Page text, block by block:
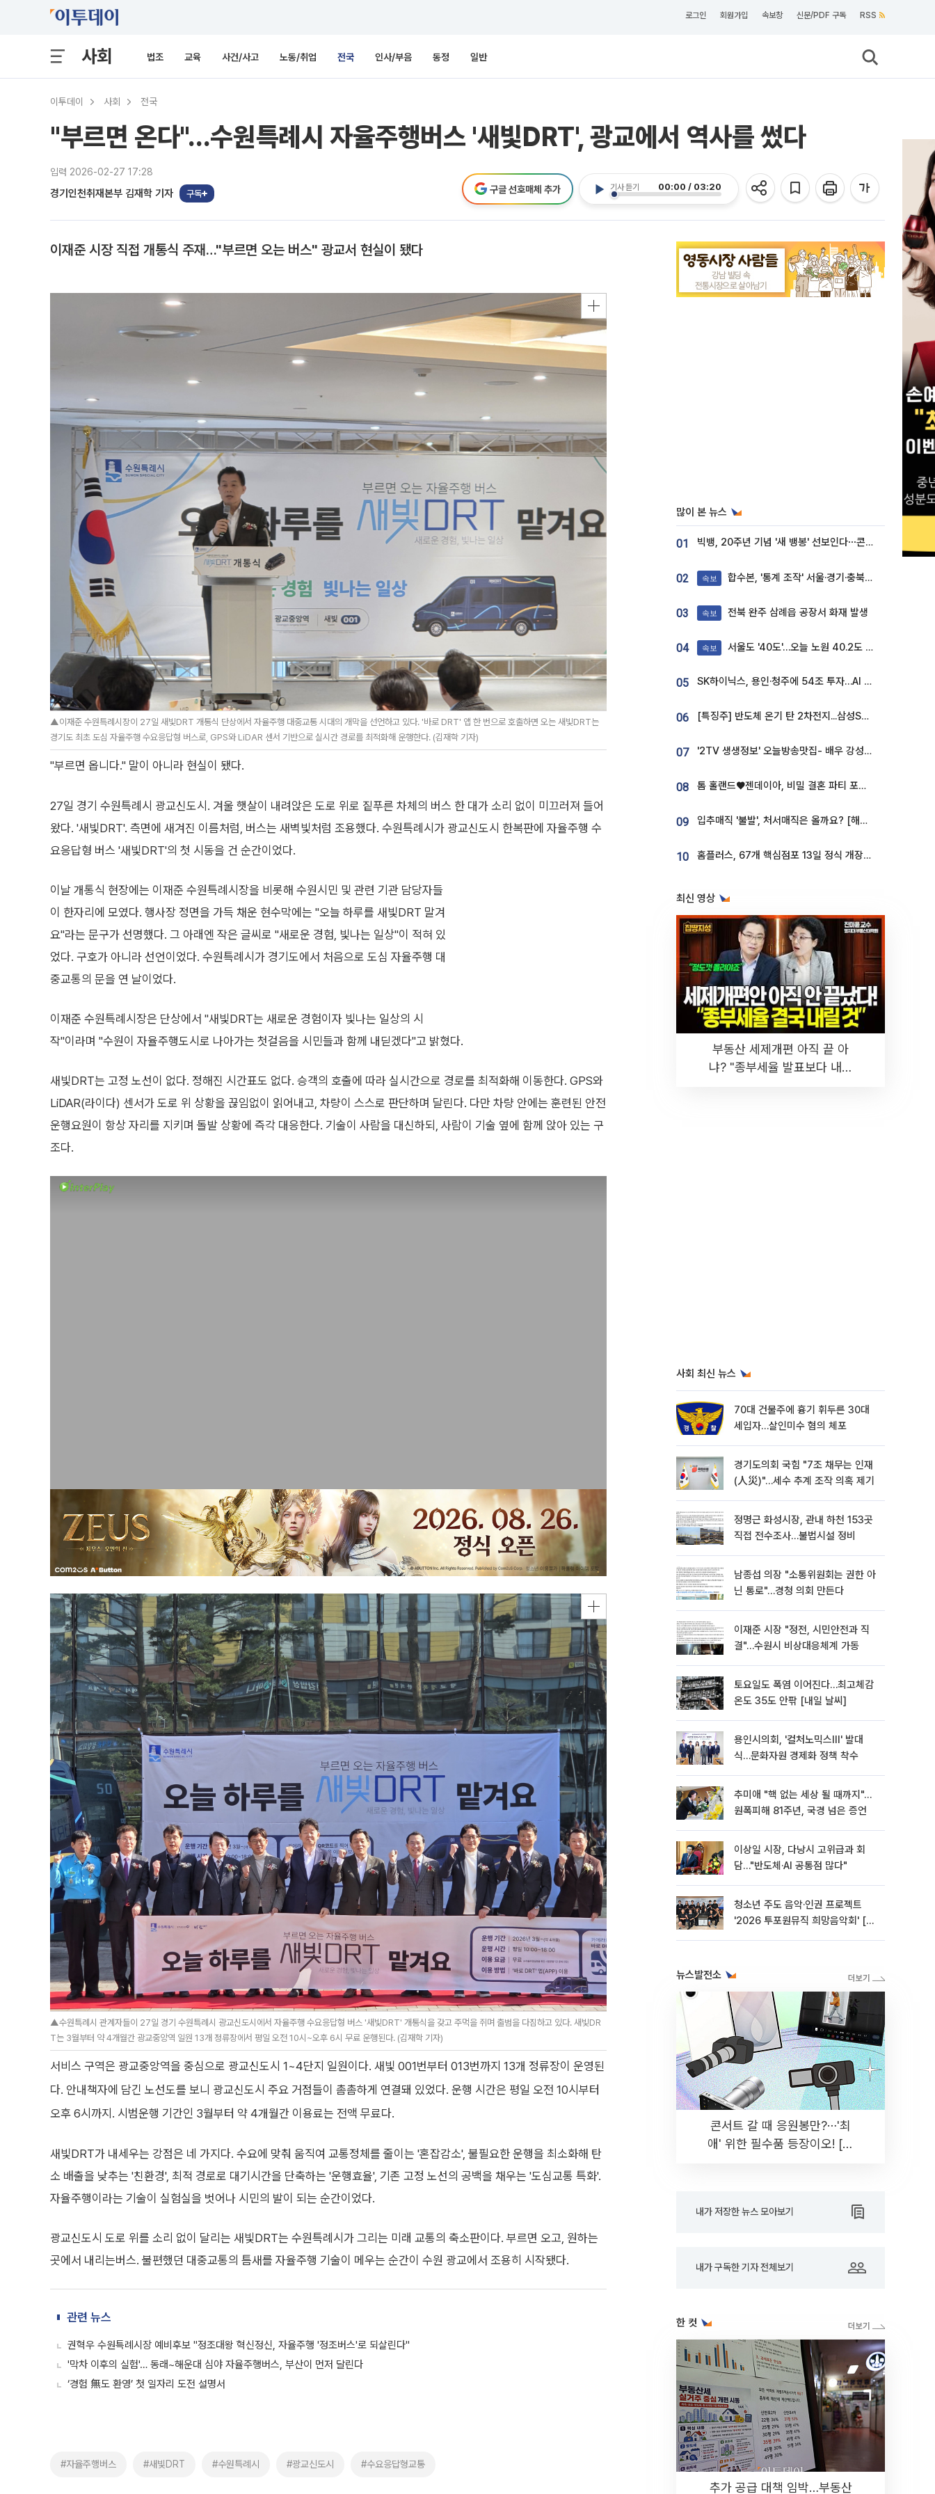
로그인 회원가입 속보창 신문/PDF 구독 RSS
사회 법조 교육 사건/사고 노동/취업 전국 인사/부음 동정 일반
이투데이 사회 전국
"부르면 온다"…수원특례시 자율주행버스 '새빛DRT', 광교에서 역사를 썼다
입력 2026-02-27 17:28
경기인천취재본부 김재학 기자 구독
기사 듣기 00:00 / 03:20
구글 선호매체 추가
이재준 시장 직접 개통식 주재…"부르면 오는 버스" 광교서 현실이 됐다
▲이재준 수원특례시장이 27일 새빛DRT 개통식 단상에서 자율주행 대중교통 시대의 개막을 선언하고 있다. '바로 DRT' 앱 한 번으로 호출하면 오는 새빛DRT는
경기도 최초 도심 자율주행 수요응답형 버스로, GPS와 LiDAR 센서 기반으로 실시간 경로를 최적화해 운행한다. (김재학 기자)
"부르면 옵니다." 말이 아니라 현실이 됐다.
27일 경기 수원특례시 광교신도시. 겨울 햇살이 내려앉은 도로 위로 짙푸른 차체의 버스 한 대가 소리 없이 미끄러져 들어
왔다. '새빛DRT'. 측면에 새겨진 이름처럼, 버스는 새벽빛처럼 조용했다. 수원특례시가 광교신도시 한복판에 자율주행 수
요응답형 버스 '새빛DRT'의 첫 시동을 건 순간이었다.
이날 개통식 현장에는 이재준 수원특례시장을 비롯해 수원시민 및 관련 기관 담당자들
이 한자리에 모였다. 행사장 정면을 가득 채운 현수막에는 "오늘 하루를 새빛DRT 말겨
요"라는 문구가 선명했다. 그 아래엔 작은 글씨로 "새로운 경험, 빛나는 일상"이 적혀 있
었다. 구호가 아니라 선언이었다. 수원특례시가 경기도에서 처음으로 도심 자율주행 대
중교통의 문을 연 날이었다.
이재준 수원특례시장은 단상에서 "새빛DRT는 새로운 경험이자 빛나는 일상의 시
작"이라며 "수원이 자율주행도시로 나아가는 첫걸음을 시민들과 함께 내딛겠다"고 밝혔다.
새빛DRT는 고정 노선이 없다. 정해진 시간표도 없다. 승객의 호출에 따라 실시간으로 경로를 최적화해 이동한다. GPS와
LiDAR(라이다) 센서가 도로 위 상황을 끊임없이 읽어내고, 차량이 스스로 판단하며 달린다. 다만 차량 안에는 훈련된 안전
운행요원이 항상 자리를 지키며 돌발 상황에 즉각 대응한다. 기술이 사람을 대신하되, 사람이 기술 옆에 함께 앉아 있는 구
조다.
▲수원특례시 관계자들이 27일 경기 수원특례시 광교신도시에서 자율주행 수요응답형 버스 '새빛DRT' 개통식을 갖고 주먹을 쥐며 출범을 다짐하고 있다. 새빛DR
T는 3월부터 약 4개월간 광교중앙역 일원 13개 정류장에서 평일 오전 10시~오후 6시 무료 운행된다. (김재학 기자)
서비스 구역은 광교중앙역을 중심으로 광교신도시 1~4단지 일원이다. 새빛 001번부터 013번까지 13개 정류장이 운영된
다. 안내책자에 담긴 노선도를 보니 광교신도시 주요 거점들이 촘촘하게 연결돼 있었다. 운행 시간은 평일 오전 10시부터
오후 6시까지. 시범운행 기간인 3월부터 약 4개월간 이용료는 전액 무료다.
새빛DRT가 내세우는 강점은 네 가지다. 수요에 맞춰 움직여 교통정체를 줄이는 '혼잡감소', 불필요한 운행을 최소화해 탄
소 배출을 낮추는 '친환경', 최적 경로로 대기시간을 단축하는 '운행효율', 기존 고정 노선의 공백을 채우는 '도심교통 특화'.
자율주행이라는 기술이 실험실을 벗어나 시민의 발이 되는 순간이었다.
광교신도시 도로 위를 소리 없이 달리는 새빛DRT는 수원특례시가 그리는 미래 교통의 축소판이다. 부르면 오고, 원하는
곳에서 내리는버스. 불편했던 대중교통의 틈새를 자율주행 기술이 메우는 순간이 수원 광교에서 조용히 시작됐다.
관련 뉴스
권혁우 수원특례시장 예비후보 "정조대왕 혁신정신, 자율주행 '정조버스'로 되살린다"
'막차 이후의 실험'… 동래~해운대 심야 자율주행버스, 부산이 먼저 달린다
‘경험 無도 환영’ 첫 일자리 도전 설명서
#자율주행버스 #새빛DRT #수원특례시 #광교신도시 #수요응답형교통
많이 본 뉴스
01 빅뱅, 20주년 기념 '새 뱅봉' 선보인다⋯콘서트 앞두고 팝업 개최
02 속보 합수본, '통계 조작' 서울·경기·충북 선관위 등 추가 압수수색
03 속보 전북 완주 삼례읍 공장서 화재 발생
04 속보 서울도 '40도'…오늘 노원 40.2도 기록
05 SK하이닉스, 용인·청주에 54조 투자…AI 메모리 생산기지 키운다
06 [특징주] 반도체 온기 탄 2차전지...삼성SDI, 장 초반 7% 넘게 껑충
07 '2TV 생생정보' 오늘방송맛집- 배우 강성진 단골! 쌀국수ㆍ푸팟퐁 커리 맛집 '블○○○'
08 톰 홀랜드♥젠데이아, 비밀 결혼 파티 포착⋯호텔 대관비만 9억
09 입추매직 '불발', 처서매직은 올까요? [해시태그]
10 홈플러스, 67개 핵심점포 13일 정식 개장…영업 재개 속도
최신 영상
부동산 세제개편 아직 끝 아
냐? "종부세율 발표보다 내릴
사회 최신 뉴스
70대 건물주에 흉기 휘두른 30대
세입자…살인미수 혐의 체포
경기도의회 국힘 "7조 채무는 인재
(人災)"…세수 추계 조작 의혹 제기
정명근 화성시장, 관내 하천 153곳
직접 전수조사…불법시설 정비
남종섭 의장 "소통위원회는 권한 아
닌 통로"…경청 의회 만든다
이재준 시장 "정전, 시민안전과 직
결"…수원시 비상대응체계 가동
토요일도 폭염 이어진다…최고체감
온도 35도 안팎 [내일 날씨]
용인시의회, '컬처노믹스Ⅲ' 발대
식…문화자원 경제화 정책 착수
추미애 "핵 없는 세상 될 때까지"…
원폭피해 81주년, 국경 넘은 증언
이상일 시장, 다낭시 고위급과 회
담…"반도체·AI 공통점 많다"
청소년 주도 음악·인권 프로젝트
'2026 투포원뮤직 희망음악회' [포
뉴스발전소
콘서트 갈 때 응원봉만?⋯'최
애' 위한 필수품 등장이오! [솔
내가 저장한 뉴스 모아보기
내가 구독한 기자 전체보기
한 컷
추가 공급 대책 임박…부동산